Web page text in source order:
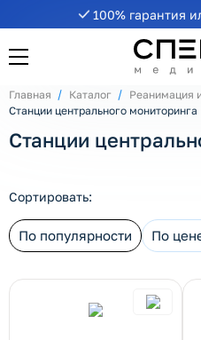
100% гарантия
Главная Каталог
Реанимация
Станции центрального мониторинга
Станции
развернуть категорию
Сортировать:
По популярности По